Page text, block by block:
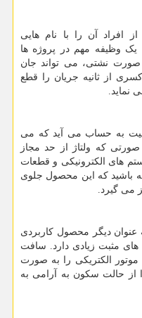
افراد آن را با نام هایی
وظیفه مهم در پروژه ها
نشتی، می تواند جان
از ثانیه جریان را قطع
نماید.
به حساب می آید که می
صورتی که ولتاژ از حد مجاز
های الکترونیکی و قطعات
باشید که این محصول جلوی
می گیرد.
عنوان دیگر محصول کاربردی
مثبت زیادی دارد. سافت
الکتریکی را به صورت
از حالت سکون به آرامی به